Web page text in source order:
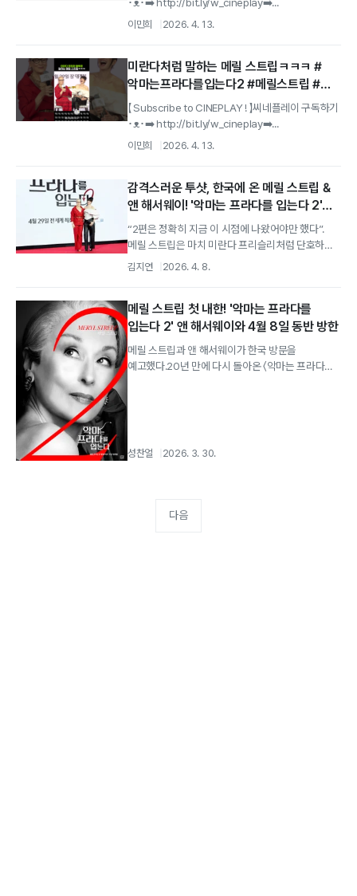
이민희 2026. 4. 13.
미란다처럼 말하는 메릴 스트립ㅋㅋㅋ #
악마는프라다를입는다2 #메릴스트립 #
앤해서웨이
【 Subscribe to CINEPLAY ! 】씨네플레이 구독하기
･ᴥ･➡️ http://bit.ly/w_cineplay➡️...
이민희 2026. 4. 13.
감격스러운 투샷, 한국에 온 메릴 스트립 &
앤 해서웨이! '악마는 프라다를 입는다 2'
내한 기자간담회 현장
“2편은 정확히 지금 이 시점에 나왔어야만 했다”.
메릴 스트립은 마치 미란다 프리슬리처럼 단호하게,
그러나 우아하게 말했다. 그러게나 말이다.
김지연 2026. 4. 8.
메릴 스트립 첫 내한! '악마는 프라다를
입는다 2' 앤 해서웨이와 4월 8일 동반 방한
메릴 스트립과 앤 해서웨이가 한국 방문을
예고했다.20년 만에 다시 돌아온 〈악마는 프라다를
성찬얼 2026. 3. 30.
다음